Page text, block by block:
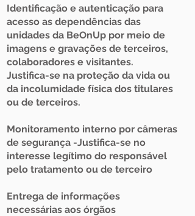
Identificação e autenticação para
acesso as dependências das
unidades da BeOnUp por meio de
imagens e gravações de terceiros,
colaboradores e visitantes.
Justifica-se na proteção da vida ou
da incolumidade física dos titulares
ou de terceiros.
Monitoramento interno por câmeras
de segurança -Justifica-se no
interesse legítimo do responsável
pelo tratamento ou de terceiro
Entrega de informações
necessárias aos órgãos